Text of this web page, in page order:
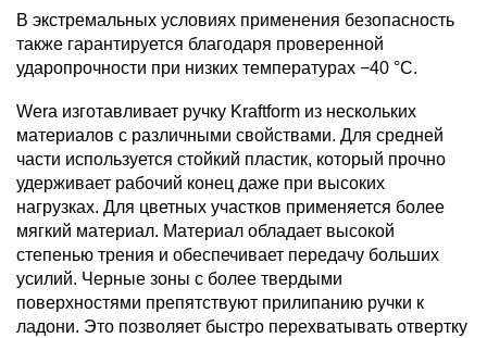
В экстремальных условиях применения безопасность
также гарантируется благодаря проверенной
ударопрочности при низких температурах −40 °C.
Wera изготавливает ручку Kraftform из нескольких
материалов с различными свойствами. Для средней
части используется стойкий пластик, который прочно
удерживает рабочий конец даже при высоких
нагрузках. Для цветных участков применяется более
мягкий материал. Материал обладает высокой
степенью трения и обеспечивает передачу больших
усилий. Черные зоны с более твердыми
поверхностями препятствуют прилипанию ручки к
ладони. Это позволяет быстро перехватывать отвертку